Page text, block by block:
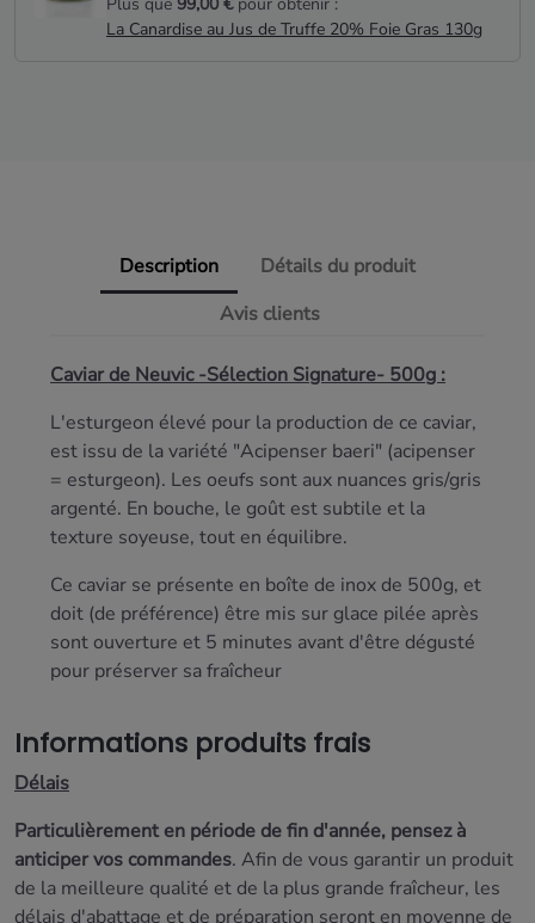
La Canardise au Jus de Truffe 20% Foie Gras 130g
Description
Détails du produit
Avis clients
Caviar de Neuvic -Sélection Signature- 500g :
L'esturgeon élevé pour la production de ce caviar,
est issu de la variété "Acipenser baeri" (acipenser
= esturgeon). Les oeufs sont aux nuances gris/gris
argenté. En bouche, le goût est subtile et la
texture soyeuse, tout en équilibre.
Ce caviar se présente en boîte de inox de 500g, et
doit (de préférence) être mis sur glace pilée après
sont ouverture et 5 minutes avant d'être dégusté
pour préserver sa fraîcheur
Informations produits frais
Délais
Particulièrement en période de fin d'année, pensez à
anticiper vos commandes. Afin de vous garantir un produit
de la meilleure qualité et de la plus grande fraîcheur, les
délais d'abattage et de préparation seront en moyenne de